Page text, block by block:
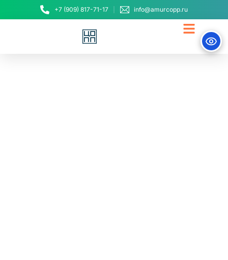
+7 (909) 817-71-17 info@amurcopp.ru